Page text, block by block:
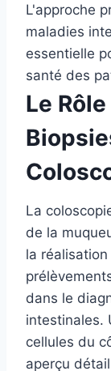
L'approche
maladies
essentielle
santé des
Le
La
de la
la
dans le
intestinales.
cellules du
aperçu